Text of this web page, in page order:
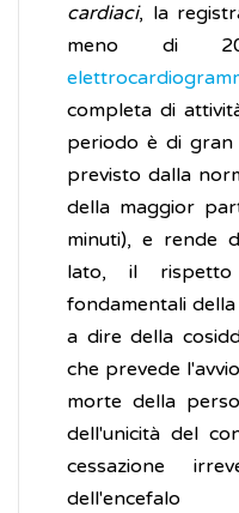
cardiaci, la
meno di
completa di
periodo è di gran
previsto dalla
della maggior
minuti), e rende
lato, il rispetto
fondamentali
a dire della
che prevede
morte della
dell'unicità del
cessazione
dell'encefalo